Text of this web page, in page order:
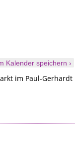
Kalender speichern ›
im Paul-